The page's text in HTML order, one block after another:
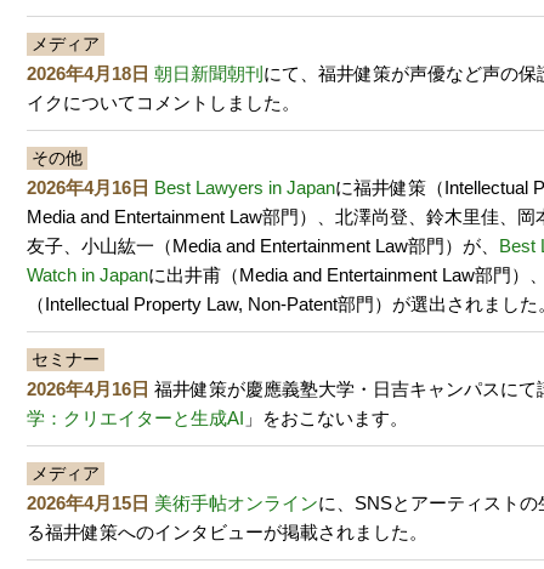
メディア
2026年4月18日 朝日新聞朝刊 にて、福井健策が声優など声の
イクについてコメントしました。
その他
2026年4月16日 Best Lawyers in Japanに福井健策（Intellectual
Media and Entertainment Law部門）、北澤尚登、鈴木里佳、
友子、小山紘一（Media and Entertainment Law部門）が、 Best
Watch in Japanに出井甫（Media and Entertainment Law部門）
（Intellectual Property Law, Non-Patent部門）が選出されました
セミナー
2026年4月16日 福井健策が慶應義塾大学・日吉キャンパスにて
学：クリエイターと生成AI 」をおこないます。
メディア
2026年4月15日 美術手帖オンラインに、SNSとアーティスト
る福井健策へのインタビューが掲載されました。